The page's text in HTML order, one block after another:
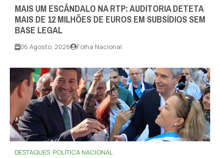
MAIS UM ESCÂNDALO NA RTP: AUDITORIA DETETA
MAIS DE 12 MILHÕES DE EUROS EM SUBSÍDIOS SEM
BASE LEGAL
06 Agosto, 2026 Folha Nacional
DESTAQUES POLÍTICA NACIONAL